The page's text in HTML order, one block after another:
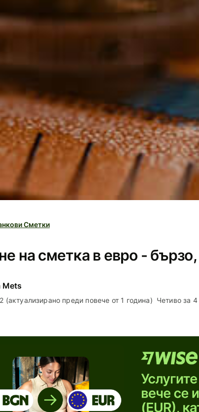
Сметки
на сметка в евро -
Mets
(актуализирано преди повече от 1 година) Четиво за